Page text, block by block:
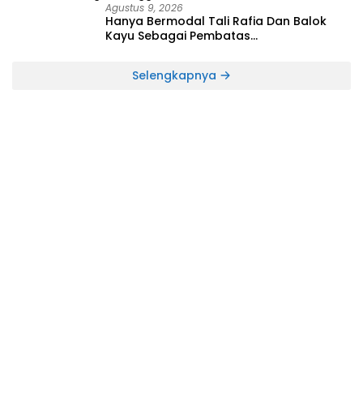
Agustus 9, 2026
Hanya Bermodal Tali Rafia Dan Balok
Kayu Sebagai Pembatas
DuniaSelengkapnya